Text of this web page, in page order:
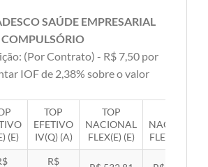
SAÚDE EMPRESARIAL
(Por Contrato) - R$ 7,50 por
IOF de 2,38% sobre o valor
(E)
TOP
EFETIVO
IV(Q) (A)
TOP
NACIONAL
FLEX(E) (E)
NACIONAL
FLEX(Q) (A)
R$